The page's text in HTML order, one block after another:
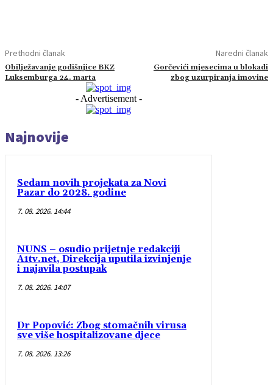
Prethodni članak
Obilježavanje godišnjice BKZ
Luksemburga 24. marta
Naredni članak
Gorčevići mjesecima u blokadi
zbog uzurpiranja imovine
- Advertisement -
Najnovije
Sedam novih projekata za Novi
Pazar do 2028. godine
7. 08. 2026. 14:44
NUNS – osudio prijetnje redakciji
A1tv.net, Direkcija uputila izvinjenje
i najavila postupak
7. 08. 2026. 14:07
Dr Popović: Zbog stomačnih virusa
sve više hospitalizovane djece
7. 08. 2026. 13:26